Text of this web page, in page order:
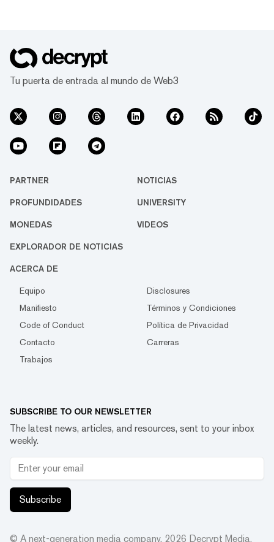
Tu puerta de entrada al mundo de Web3
PARTNER NOTICIAS
PROFUNDIDADES UNIVERSITY
MONEDAS VIDEOS
EXPLORADOR DE NOTICIAS
ACERCA DE
Equipo
Disclosures
Manifiesto
Términos y Condiciones
Code of Conduct
Política de Privacidad
Contacto
Carreras
Trabajos
SUBSCRIBE TO OUR NEWSLETTER
The latest news, articles, and resources, sent to your inbox
weekly.
Subscribe
© A next-generation media company. 2026 Decrypt Media,